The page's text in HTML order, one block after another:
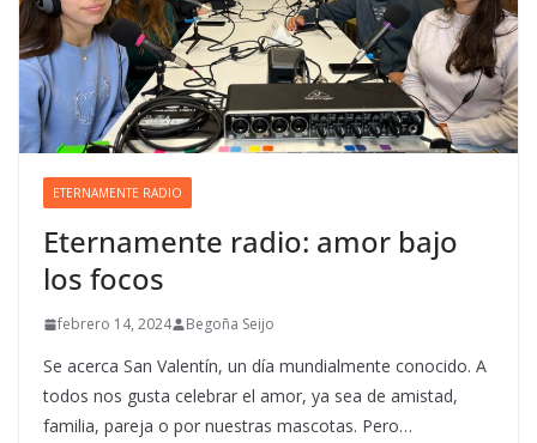
ETERNAMENTE RADIO
Eternamente radio: amor bajo
los focos
febrero 14, 2024 Begoña Seijo
Se acerca San Valentín, un día mundialmente conocido. A
todos nos gusta celebrar el amor, ya sea de amistad,
familia, pareja o por nuestras mascotas. Pero…